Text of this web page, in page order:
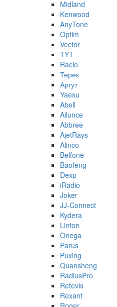
Midland
Kenwood
AnyTone
Optim
Vector
TYT
Racio
Терек
Аргут
Yaesu
Abell
Ailunce
Abbree
AjetRays
Alinco
Belfone
Baofeng
Dexp
iRadio
Joker
JJ-Connect
Kydera
Linton
Onega
Parus
Puxing
Quansheng
RadiusPro
Retevis
Rexant